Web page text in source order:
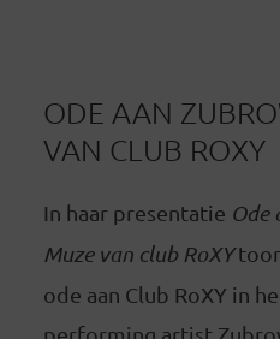
ODE AAN
VAN CLUB ROXY
In haar presentatie Ode
Muze van club RoXY
ode aan Club RoXY in
performing artist